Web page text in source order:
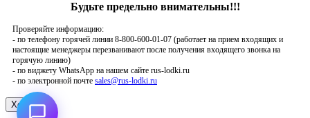
Будьте предельно внимательны!!!
Проверяйте информацию:
- по телефону горячей линии 8-800-600-01-07 (работает на прием входящих и
настоящие менеджеры перезванивают после получения входящего звонка на
горячую линию)
- по виджету WhatsApp на нашем сайте rus-lodki.ru
- по электронной почте sales@rus-lodki.ru